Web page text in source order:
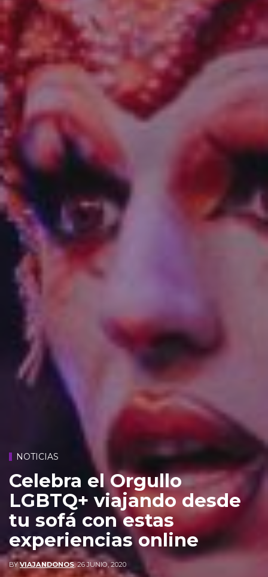
NOTICIAS
Celebra el Orgullo
LGBTQ+ viajando desde
tu sofá con estas
experiencias online
BYVIAJANDONOS,26 JUNIO, 2020